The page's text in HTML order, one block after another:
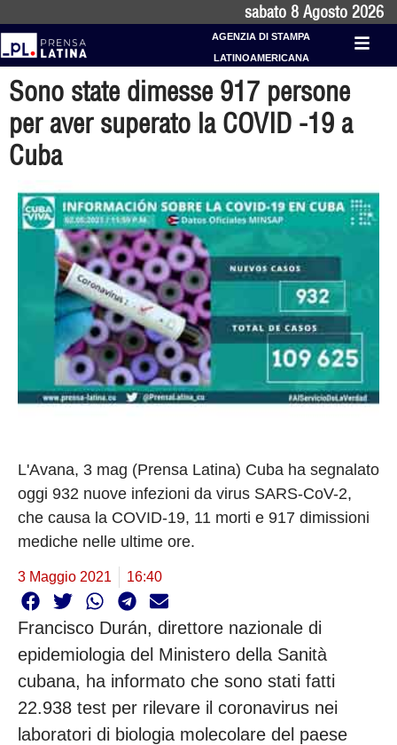
sabato 8 Agosto 2026
AGENZIA DI STAMPA
LATINOAMERICANA
Sono state dimesse 917 persone
per aver superato la COVID -19 a
Cuba
L'Avana, 3 mag (Prensa Latina) Cuba ha segnalato
oggi 932 nuove infezioni da virus SARS-CoV-2,
che causa la COVID-19, 11 morti e 917 dimissioni
mediche nelle ultime ore.
3 Maggio 2021 16:40
Francisco Durán, direttore nazionale di
epidemiologia del Ministero della Sanità
cubana, ha informato che sono stati fatti
22.938 test per rilevare il coronavirus nei
laboratori di biologia molecolare del paese